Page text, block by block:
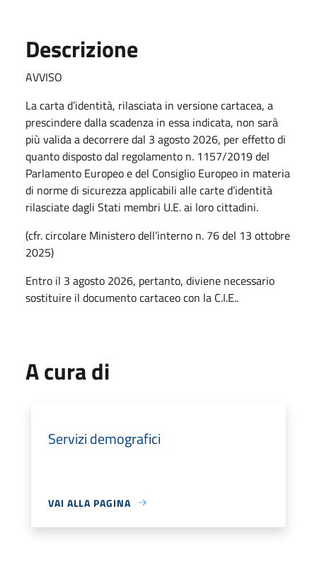
Descrizione
AVVISO
La carta d’identità, rilasciata in versione cartacea, a
prescindere dalla scadenza in essa indicata, non sarà
più valida a decorrere dal 3 agosto 2026, per effetto di
quanto disposto dal regolamento n. 1157/2019 del
Parlamento Europeo e del Consiglio Europeo in materia
di norme di sicurezza applicabili alle carte d’identità
rilasciate dagli Stati membri U.E. ai loro cittadini.
(cfr. circolare Ministero dell’interno n. 76 del 13 ottobre
2025)
Entro il 3 agosto 2026, pertanto, diviene necessario
sostituire il documento cartaceo con la C.I.E..
A cura di
Servizi demografici
VAI ALLA PAGINA